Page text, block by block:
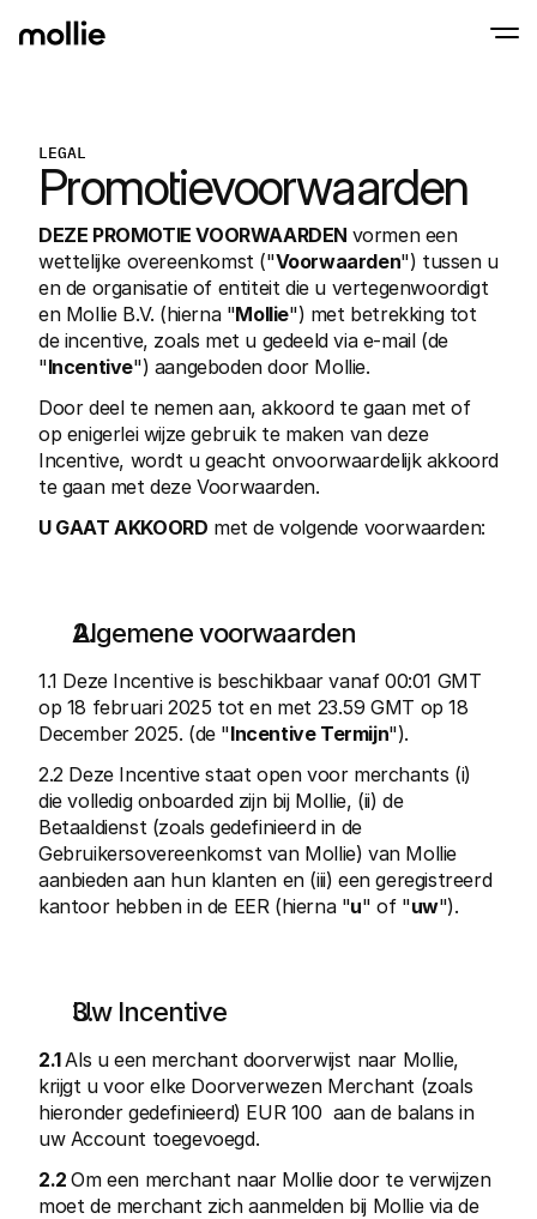
LEGAL
Promotievoorwaarden
DEZE PROMOTIE VOORWAARDEN vormen een
wettelijke overeenkomst ("Voorwaarden") tussen u
en de organisatie of entiteit die u vertegenwoordigt
en Mollie B.V. (hierna "Mollie") met betrekking tot
de incentive, zoals met u gedeeld via e-mail (de
"Incentive") aangeboden door Mollie.
Door deel te nemen aan, akkoord te gaan met of
op enigerlei wijze gebruik te maken van deze
Incentive, wordt u geacht onvoorwaardelijk akkoord
te gaan met deze Voorwaarden.
U GAAT AKKOORD met de volgende voorwaarden:
Algemene voorwaarden
1.1 Deze Incentive is beschikbaar vanaf 00:01 GMT
op 18 februari 2025 tot en met 23.59 GMT op 18
December 2025. (de "Incentive Termijn").
2.2 Deze Incentive staat open voor merchants (i)
die volledig onboarded zijn bij Mollie, (ii) de
Betaaldienst (zoals gedefinieerd in de
Gebruikersovereenkomst van Mollie) van Mollie
aanbieden aan hun klanten en (iii) een geregistreerd
kantoor hebben in de EER (hierna "u" of "uw").
Uw Incentive
2.1 Als u een merchant doorverwijst naar Mollie,
krijgt u voor elke Doorverwezen Merchant (zoals
hieronder gedefinieerd) EUR 100  aan de balans in
uw Account toegevoegd.
2.2 Om een merchant naar Mollie door te verwijzen
moet de merchant zich aanmelden bij Mollie via de
Tap to Pay op iPhone
Accepteer contactloze betalingen op je
Meer weten
Online betalingen
Ontvang en beheer
betalingen
In-person
Ontvang betalingen
en andere apparaten
Checkout
Optimaliseer je
meer conversie
Recurring
Acceptance & Risk
Voorkom fraude en
conversie
Partners
Voor agencies
Technische documentatie
Portaal voor developers
Ontdek documentatie en updates voor developers
Libraries
Integreer Mollie met kant-en-klare pakketten
Discord community
Word lid van onze developer community
Over Mollie
Prijzen
Bekijk onze tarieven
Over ons
Vacatures
vacatures!
Contact
Voor consumenten
Waarom zie je Mollie op je bankafschrift?
Voor Mollie-klanten
Neem contact op met Customer Support
Contact met sales
Ontdek hoe we jouw bedrijf kunnen helpen